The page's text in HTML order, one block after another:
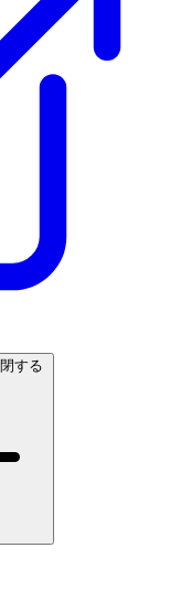
する